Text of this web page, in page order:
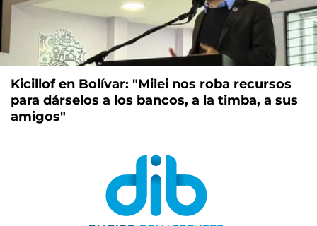
Kicillof en Bolívar: "Milei nos roba recursos
para dárselos a los bancos, a la timba, a sus
amigos"